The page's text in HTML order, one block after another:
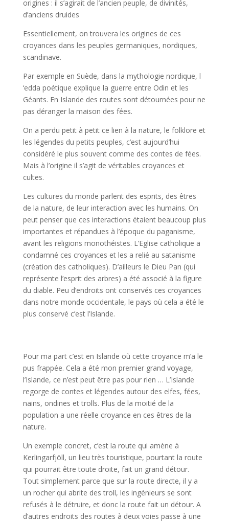
origines : il s’agirait de l’ancien peuple, de divinités,
d’anciens druides
Essentiellement, on trouvera les origines de ces
croyances dans les peuples germaniques, nordiques,
scandinave.
Par exemple en Suède, dans la mythologie nordique, l
‘edda poétique explique la guerre entre Odin et les
Géants. En Islande des routes sont détournées pour ne
pas déranger la maison des fées.
On a perdu petit à petit ce lien à la nature, le folklore et
les légendes du petits peuples, c’est aujourd’hui
considéré le plus souvent comme des contes de fées.
Mais à l’origine il s’agit de véritables croyances et
cultes.
Les cultures du monde parlent des esprits, des êtres
de la nature, de leur interaction avec les humains. On
peut penser que ces interactions étaient beaucoup plus
importantes et répandues à l’époque du paganisme,
avant les religions monothéistes. L’Eglise catholique a
condamné ces croyances et les a relié au satanisme
(création des catholiques). D’ailleurs le Dieu Pan (qui
représente l’esprit des arbres) a été associé à la figure
du diable. Peu d’endroits ont conservés ces croyances
dans notre monde occidentale, le pays où cela a été le
plus conservé c’est l’Islande.
Pour ma part c’est en Islande où cette croyance m’a le
pus frappée. Cela a été mon premier grand voyage,
l’Islande, ce n’est peut être pas pour rien … L’Islande
regorge de contes et légendes autour des elfes, fées,
nains, ondines et trolls. Plus de la moitié de la
population a une réelle croyance en ces êtres de la
nature.
Un exemple concret, c’est la route qui amène à
Kerlingarfjöll, un lieu très touristique, pourtant la route
qui pourrait être toute droite, fait un grand détour.
Tout simplement parce que sur la route directe, il y a
un rocher qui abrite des troll, les ingénieurs se sont
refusés à le détruire, et donc la route fait un détour. A
d’autres endroits des routes à deux voies passe à une